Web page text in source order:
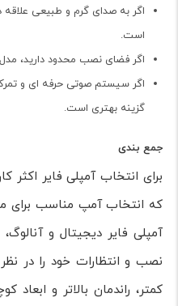
اگر به صدای گرم و طبیعی علاقه
است.
اگر فضای نصب محدود دارید، مدل
اگر سیستم صوتی حرفه ای و
گزینه بهتری است.
جمع بندی
برای انتخاب آمپلی فایر اکثر
که انتخاب آمپ مناسب برای
آمپلی فایر دیجیتال و
نصب و انتظارات خود را در
کمتر، راندمان بالاتر و